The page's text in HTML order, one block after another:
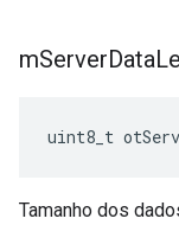
mServerData
uint8_t
Tamanho dos